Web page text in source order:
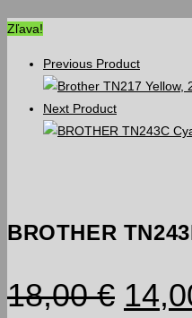
Black,
strán
kompatibilný
toner
Zľava!
Previous Product
Next Product
BROTHER
18,00€